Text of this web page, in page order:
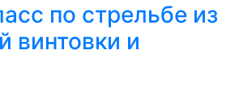
по стрельбе из
винтовки и